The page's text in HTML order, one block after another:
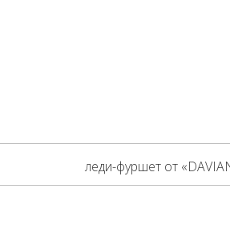
леди-фуршет от